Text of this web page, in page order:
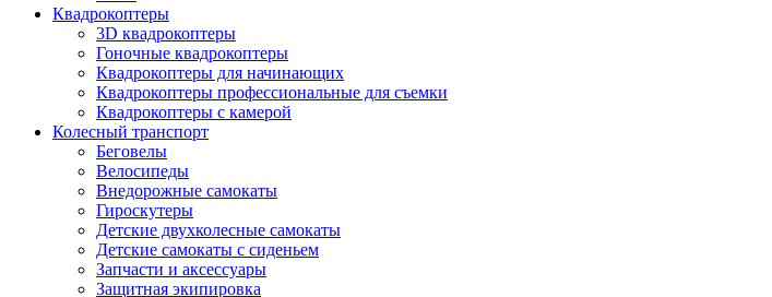
Квадрокоптеры
3D квадрокоптеры
Гоночные квадрокоптеры
Квадрокоптеры для начинающих
Квадрокоптеры профессиональные для съемки
Квадрокоптеры с камерой
Колесный транспорт
Беговелы
Велосипеды
Внедорожные самокаты
Гироскутеры
Детские двухколесные самокаты
Детские самокаты с сиденьем
Запчасти и аксессуары
Защитная экипировка